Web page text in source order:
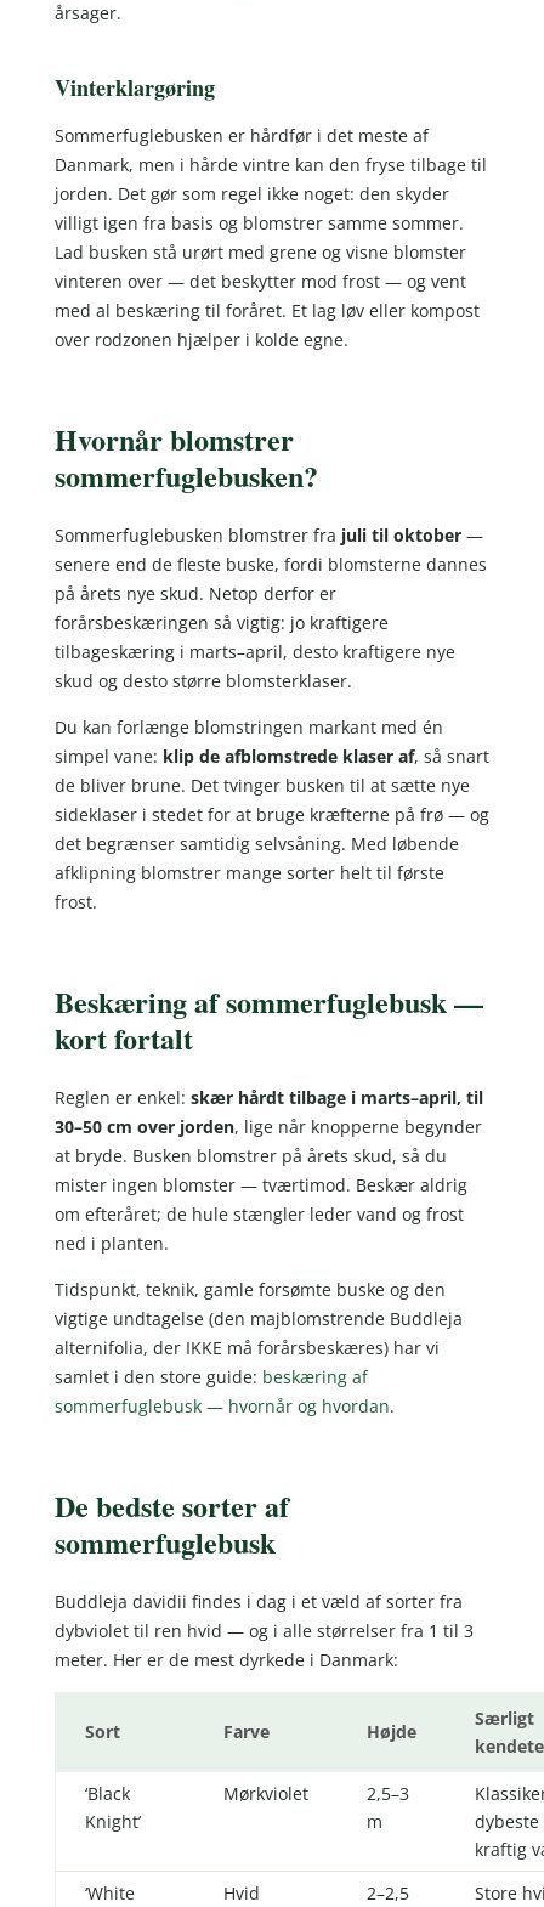
årsager.
Vinterklargøring
Sommerfuglebusken er hårdfør i det meste af
Danmark, men i hårde vintre kan den fryse tilbage til
jorden. Det gør som regel ikke noget: den skyder
villigt igen fra basis og blomstrer samme sommer.
Lad busken stå urørt med grene og visne blomster
vinteren over — det beskytter mod frost — og vent
med al beskæring til foråret. Et lag løv eller kompost
over rodzonen hjælper i kolde egne.
Hvornår blomstrer
sommerfuglebusken?
Sommerfuglebusken blomstrer fra juli til oktober—
senere end de fleste buske, fordi blomsterne dannes
på årets nye skud. Netop derfor er
forårsbeskæringen så vigtig: jo kraftigere
tilbageskæring i marts–april, desto kraftigere nye
skud og desto større blomsterklaser.
Du kan forlænge blomstringen markant med én
simpel vane: klip de afblomstrede klaser af, så snart
de bliver brune. Det tvinger busken til at sætte nye
sideklaser i stedet for at bruge kræfterne på frø — og
det begrænser samtidig selvsåning. Med løbende
afklipning blomstrer mange sorter helt til første
frost.
Beskæring af sommerfuglebusk —
kort fortalt
Reglen er enkel: skær hårdt tilbage i marts–april, til
30–50 cm over jorden, lige når knopperne begynder
at bryde. Busken blomstrer på årets skud, så du
mister ingen blomster — tværtimod. Beskær aldrig
om efteråret; de hule stængler leder vand og frost
ned i planten.
Tidspunkt, teknik, gamle forsømte buske og den
vigtige undtagelse (den majblomstrende Buddleja
alternifolia, der IKKE må forårsbeskæres) har vi
samlet i den store guide: beskæring af
sommerfuglebusk — hvornår og hvordan.
De bedste sorter af
sommerfuglebusk
Buddleja davidii findes i dag i et væld af sorter fra
dybviolet til ren hvid — og i alle størrelser fra 1 til 3
meter. Her er de mest dyrkede i Danmark:
Sort Farve Højde
Særligt
‘Black
Knight’
Mørkviolet
2,5–3
m
dybeste
kraftig
‘White
Hvid
2–2,5
Store